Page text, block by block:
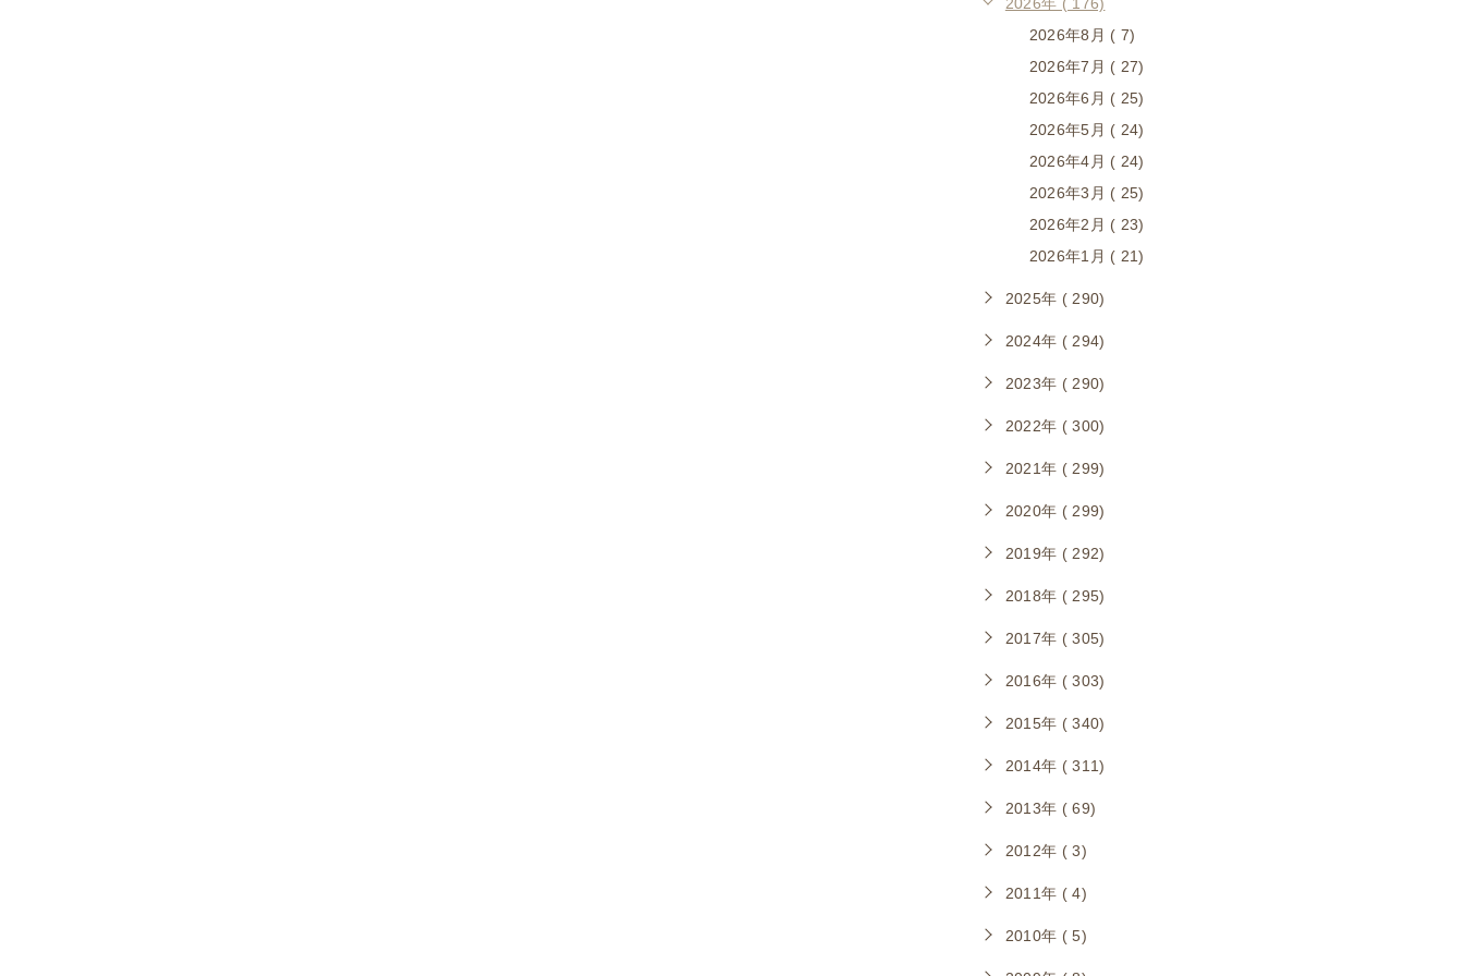
2026年8月 ( 7)
2026年7月 ( 27)
2026年6月 ( 25)
2026年5月 ( 24)
2026年4月 ( 24)
2026年3月 ( 25)
2026年2月 ( 23)
2026年1月 ( 21)
2025年 ( 290)
2024年 ( 294)
2023年 ( 290)
2022年 ( 300)
2021年 ( 299)
2020年 ( 299)
2019年 ( 292)
2018年 ( 295)
2017年 ( 305)
2016年 ( 303)
2015年 ( 340)
2014年 ( 311)
2013年 ( 69)
2012年 ( 3)
2011年 ( 4)
2010年 ( 5)